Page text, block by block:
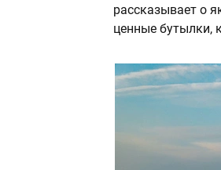
рассказывает о
ценные бутылки,